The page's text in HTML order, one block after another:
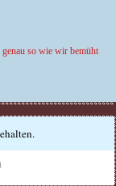
so wie wir bemüht